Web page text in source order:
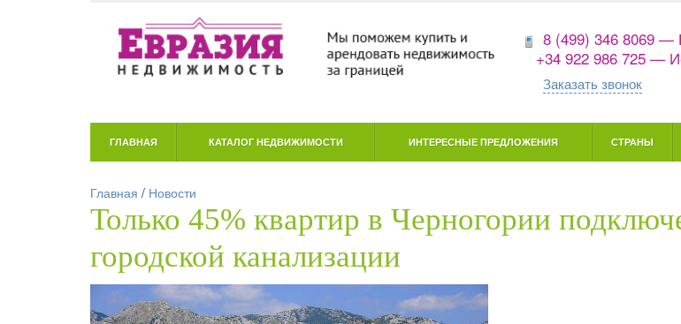
8 (499) 346 8069 —
+34 922 986 725 —
Заказать звонок
ГЛАВНАЯ КАТАЛОГ НЕДВИЖИМОСТИ ИНТЕРЕСНЫЕ ПРЕДЛОЖЕНИЯ СТРАНЫ
Главная / Новости
Только 45% квартир в Черногории
городской канализации